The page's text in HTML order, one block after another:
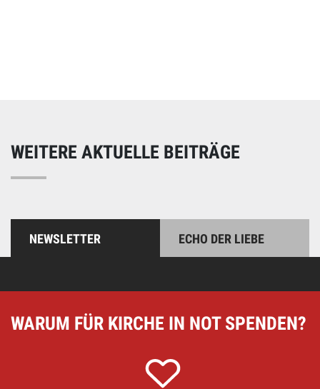
WEITERE AKTUELLE BEITRÄGE
NEWSLETTER ECHO DER LIEBE
WARUM FÜR KIRCHE IN NOT SPENDEN?